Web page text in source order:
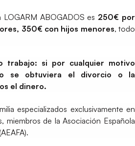
ABOGADOS es 250€ por
350€ con hijos menores, todo
trabajo: si por cualquier motivo
se obtuviera el divorcio o la
el dinero.
especializados exclusivamente en
miembros de la Asociación Española